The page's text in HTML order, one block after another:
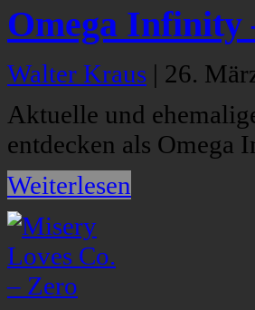
Omega Infinity
Walter Kraus | 26.
Aktuelle und
entdecken als Omega
Weiterlesen